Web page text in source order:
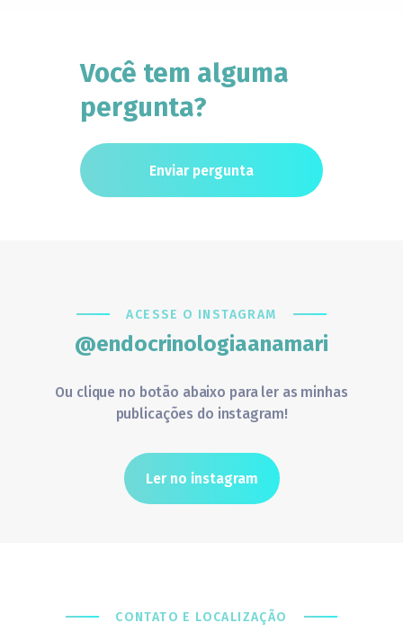
Você tem alguma
pergunta?
Enviar pergunta
ACESSE O INSTAGRAM
@endocrinologiaanamari
Ou clique no botão abaixo para ler as minhas
publicações do instagram!
Ler no instagram
CONTATO E LOCALIZAÇÃO